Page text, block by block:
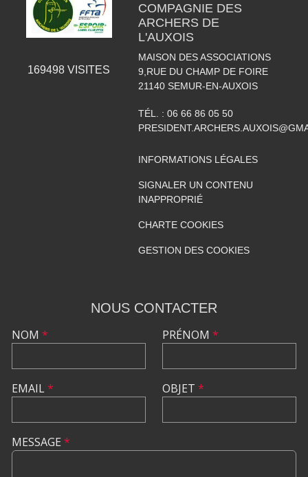
169498 VISITES
COMPAGNIE DES
ARCHERS DE
L'AUXOIS
MAISON DES ASSOCIATIONS
9,RUE DU CHAMP DE FOIRE
21140 SEMUR-EN-AUXOIS
TÉL. : 06 66 86 05 50
INFORMATIONS LÉGALES
SIGNALER UN CONTENU
INAPPROPRIÉ
CHARTE COOKIES
GESTION DES COOKIES
NOUS CONTACTER
NOM *
EMAIL*
PRÉNOM *
OBJET *
MESSAGE *